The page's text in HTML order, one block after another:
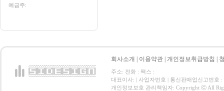
예금주:
회사소개 이용약관 개인정보취급방침
주소: 전화 : 팩스 :
대표이사: | 사업자번호 | 통신판매업신고번호 :
개인정보보호 관리책임자: Copyright ⓒ All